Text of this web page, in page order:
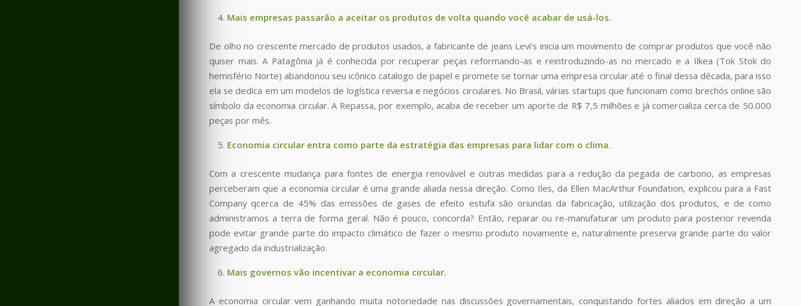
Mais empresas passarão a aceitar os produtos de volta quando você acabar de usá-los.
De olho no crescente mercado de produtos usados, a fabricante de jeans Levi’s inicia um movimento de comprar produtos que você não
quiser mais. A Patagônia já é conhecida por recuperar peças reformando-as e reintroduzindo-as no mercado e a Ilkea (Tok Stok do
hemisfério Norte) abandonou seu icônico catalogo de papel e promete se tornar uma empresa circular até o final dessa década, para isso
ela se dedica em um modelos de logística reversa e negócios circulares. No Brasil, várias startups que funcionam como brechós online são
símbolo da economia circular. A Repassa, por exemplo, acaba de receber um aporte de R$ 7,5 milhões e já comercializa cerca de 50.000
peças por mês.
Economia circular entra como parte da estratégia das empresas para lidar com o clima.
Com a crescente mudança para fontes de energia renovável e outras medidas para a redução da pegada de carbono, as empresas
perceberam que a economia circular é uma grande aliada nessa direção. Como Iles, da Ellen MacArthur Foundation, explicou para a Fast
Company qcerca de 45% das emissões de gases de efeito estufa são oriundas da fabricação, utilização dos produtos, e de como
administramos a terra de forma geral. Não é pouco, concorda? Então, reparar ou re-manufaturar um produto para posterior revenda
pode evitar grande parte do impacto climático de fazer o mesmo produto novamente e, naturalmente preserva grande parte do valor
agregado da industrialização.
Mais governos vão incentivar a economia circular.
A economia circular vem ganhando muita notoriedade nas discussões governamentais, conquistando fortes aliados em direção a um